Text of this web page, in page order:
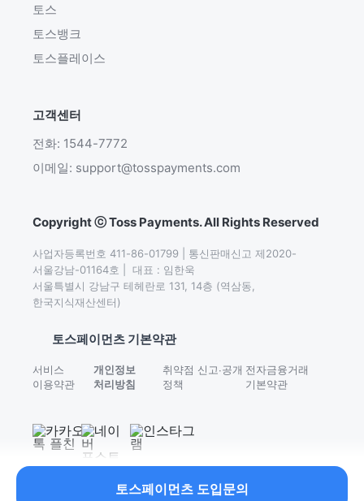
토스
토스뱅크
토스플레이스
고객센터
전화: 1544-7772
이메일: support@tosspayments.com
Copyright ⓒ Toss Payments. All Rights Reserved
사업자등록번호 411-86-01799 | 통신판매신고 제2020-
서울강남-01164호 |  대표 : 임한욱
서울특별시 강남구 테헤란로 131, 14층 (역삼동,
한국지식재산센터)
토스페이먼츠 기본약관
서비스
이용약관
개인정보
처리방침
취약점 신고∙공개
정책
전자금융거래
기본약관
토스페이먼츠 도입문의